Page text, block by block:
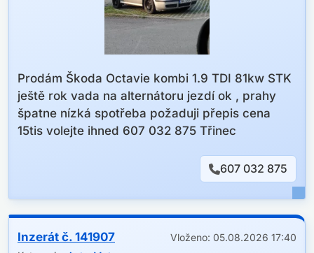
Okna a zrcátka v elektrice
Parkovací kamera
ALU kola
​Bezklíčové startování a zamykáni(tlačítko
Start/Stop).
192000kč
Prodám Škoda Octavie kombi 1.9 TDI 81kw STK
ještě rok vada na alternátoru jezdí ok , prahy
špatne nízká spotřeba požaduji přepis cena
15tis volejte ihned 607 032 875 Třinec
607 032 875
Inzerát č. 141907
Vloženo: 05.08.2026 17:40